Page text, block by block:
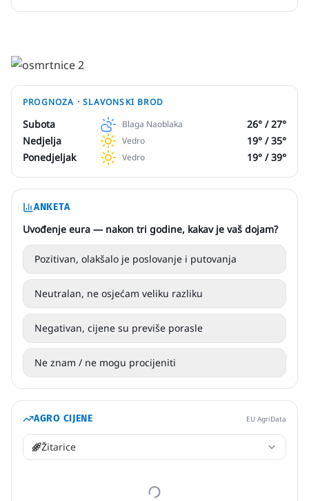
PROGNOZA ·SLAVONSKI BROD
Subota Blaga Naoblaka 26° /27°
Nedjelja
Vedro 19° /35°
Ponedjeljak
Vedro 19° /39°
ANKETA
Uvođenje eura — nakon tri godine, kakav je vaš dojam?
Pozitivan, olakšalo je poslovanje i putovanja
Neutralan, ne osjećam veliku razliku
Negativan, cijene su previše porasle
Ne znam / ne mogu procijeniti
AGRO CIJENE EU AgriData
Žitarice